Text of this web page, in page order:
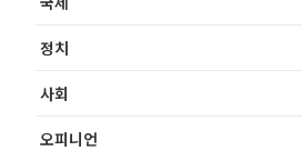
정치
사회
오피니언